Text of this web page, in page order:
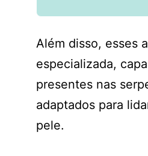
Além disso, esses
especializada,
presentes nas
adaptados para
pele.